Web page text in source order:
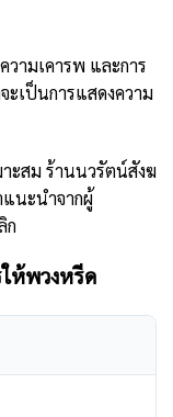
ามเคารพ และการ
ะเป็นการแสดงความ
ะสม ร้านนวรัตน์สังฆ
นะนำจากผู้
ก
ห้พวงหรีด